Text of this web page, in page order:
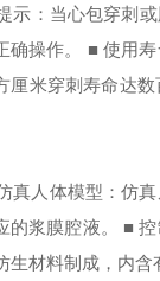
示：当心包穿刺
确操作。 ■ 使用
厘米穿刺寿命达
真人体模型：仿
的浆膜腔液。 ■
生材料制成，内含